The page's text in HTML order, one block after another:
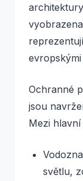
Ochranné
jsou
Mezi
světlu,